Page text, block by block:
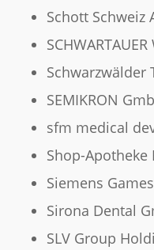
Schott Schweiz
Schwarzwälder
SEMIKRON
sfm medical
Shop-Apotheke
Siemens
Sirona Dental
SLV Group